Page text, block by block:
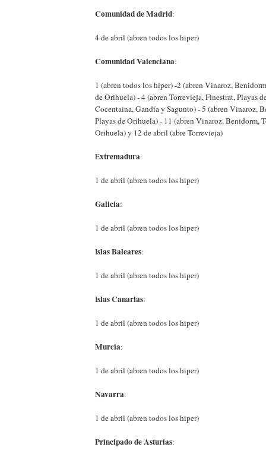
Comunidad de Madrid:
4 de abril (abren todos los hiper)
Comunidad Valenciana:
1 (abren todos los hiper) -2 (abren Vinaroz,
de Orihuela) - 4 (abren Torrevieja, Finestrat, Playas
Cocentaina, Gandía y Sagunto) - 5 (abren Vinaroz,
Playas de Orihuela) - 11 (abren Vinaroz, Benidorm,
Orihuela) y 12 de abril (abre Torrevieja)
Extremadura:
1 de abril (abren todos los hiper)
Galicia:
1 de abril (abren todos los hiper)
Islas Baleares:
1 de abril (abren todos los hiper)
Islas Canarias:
1 de abril (abren todos los hiper)
Murcia:
1 de abril (abren todos los hiper)
Navarra:
1 de abril (abren todos los hiper)
Principado de Asturias: